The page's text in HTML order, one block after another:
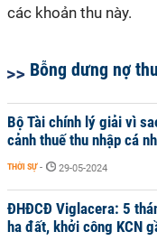
các khoản thu này.
Bỗng dưng nợ
Bộ Tài chính lý giải vì
cảnh thuế thu nhập cá
THỜI SỰ - 29-05-2024
ĐHĐCĐ Viglacera: 5
ha đất, khởi công KCN